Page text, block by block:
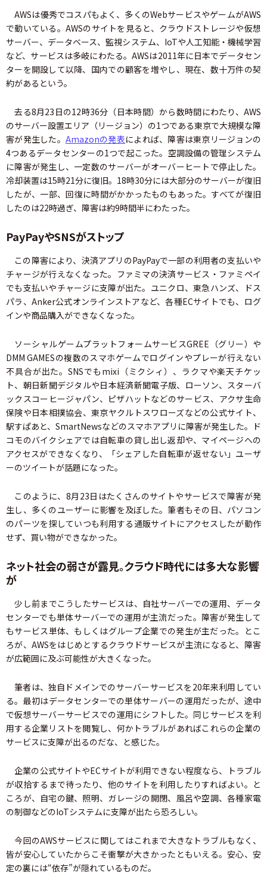
AWSは優秀でコスパもよく、多くのWebサービスやゲームがAWS
で動いている。AWSのサイトを見ると、クラウドストレージや仮想
サーバー、データベース、監視システム、IoTや人工知能・機械学習
など、サービスは多岐にわたる。AWSは2011年に日本でデータセン
ターを開設して以降、国内での顧客を増やし、現在、数十万件の契
約があるという。
去る8月23日の12時36分（日本時間）から数時間にわたり、AWS
のサーバー設置エリア（リージョン）の1つである東京で大規模な障
害が発生した。 Amazonの発表によれば、障害は東京リージョンの
4つあるデータセンターの1つで起こった。空調設備の管理システム
に障害が発生し、一定数のサーバーがオーバーヒートで停止した。
冷却装置は15時21分に復旧。18時30分には大部分のサーバーが復旧
したが、一部、回復に時間がかかったものもあった。すべてが復旧
したのは22時過ぎ、障害は約9時間半にわたった。
PayPayやSNSがストップ
この障害により、決済アプリのPayPayで一部の利用者の支払いや
チャージが行えなくなった。ファミマの決済サービス・ファミペイ
でも支払いやチャージに支障が出た。ユニクロ、東急ハンズ、ドス
パラ、Anker公式オンラインストアなど、各種ECサイトでも、ログ
インや商品購入ができなくなった。
ソーシャルゲームプラットフォームサービスGREE（グリー）や
DMM GAMESの複数のスマホゲームでログインやプレーが行えない
不具合が出た。SNSでもmixi（ミクシィ）、ラクマや楽天チケッ
ト、朝日新聞デジタルや日本経済新聞電子版、ローソン、スターバ
ックスコーヒージャパン、ピザハットなどのサービス、アクサ生命
保険や日本相撲協会、東京ヤクルトスワローズなどの公式サイト、
駅すぱあと、SmartNewsなどのスマホアプリに障害が発生した。ド
コモのバイクシェアでは自転車の貸し出し返却や、マイページへの
アクセスができなくなり、「シェアした自転車が返せない」ユーザ
ーのツイートが話題になった。
このように、8月23日はたくさんのサイトやサービスで障害が発
生し、多くのユーザーに影響を及ぼした。筆者もその日、パソコン
のパーツを探していつも利用する通販サイトにアクセスしたが動作
せず、買い物ができなかった。
ネット社会の弱さが露見。クラウド時代には多大な影響
が
少し前までこうしたサービスは、自社サーバーでの運用、データ
センターでも単体サーバーでの運用が主流だった。障害が発生して
もサービス単体、もしくはグループ企業での発生が主だった。とこ
ろが、AWSをはじめとするクラウドサービスが主流になると、障害
が広範囲に及ぶ可能性が大きくなった。
筆者は、独自ドメインでのサーバーサービスを20年来利用してい
る。最初はデータセンターでの単体サーバーの運用だったが、途中
で仮想サーバーサービスでの運用にシフトした。同じサービスを利
用する企業リストを閲覧し、何かトラブルがあればこれらの企業の
サービスに支障が出るのだな、と感じた。
企業の公式サイトやECサイトが利用できない程度なら、トラブル
が収拾するまで待ったり、他のサイトを利用したりすればよい。と
ころが、自宅の鍵、照明、ガレージの開閉、風呂や空調、各種家電
の制御などのIoTシステムに支障が出たら恐ろしい。
今回のAWSサービスに関してはこれまで大きなトラブルもなく、
皆が安心していたからこそ衝撃が大きかったともいえる。安心、安
定の裏には“依存”が隠れているものだ。